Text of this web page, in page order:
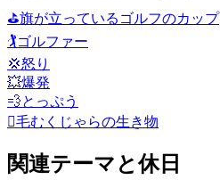
⛳旗が立っているゴルフのカップ
🏌️ゴルファー
💢怒り
💥爆発
💨とっぷう
🫈毛むくじゃらの生き物
関連テーマと休日